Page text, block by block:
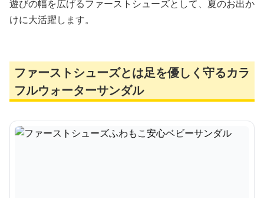
遊びの幅を広げるファーストシューズとして、夏のお出か
けに大活躍します。
ファーストシューズとは足を優しく守るカラ
フルウォーターサンダル